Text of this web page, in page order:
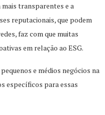
transparentes e a
reputacionais, que podem
faz com que muitas
em relação ao ESG.
e médios negócios na
específicos para essas